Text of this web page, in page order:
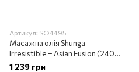
Артикул: SO4495
Масажна олія Shunga
Irresistible – Asian Fusion (240
мл)
1 239 грн